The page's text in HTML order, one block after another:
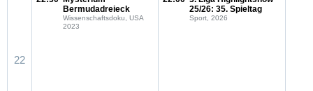
22
Bermudadreieck
Wissenschaftsdoku, USA
2023
25/26: 35. Spieltag
Sport, 2026